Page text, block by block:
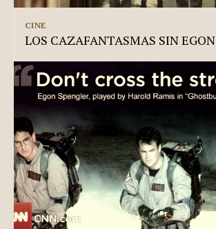
CINE
LOS CAZAFANTASMAS SIN EGON